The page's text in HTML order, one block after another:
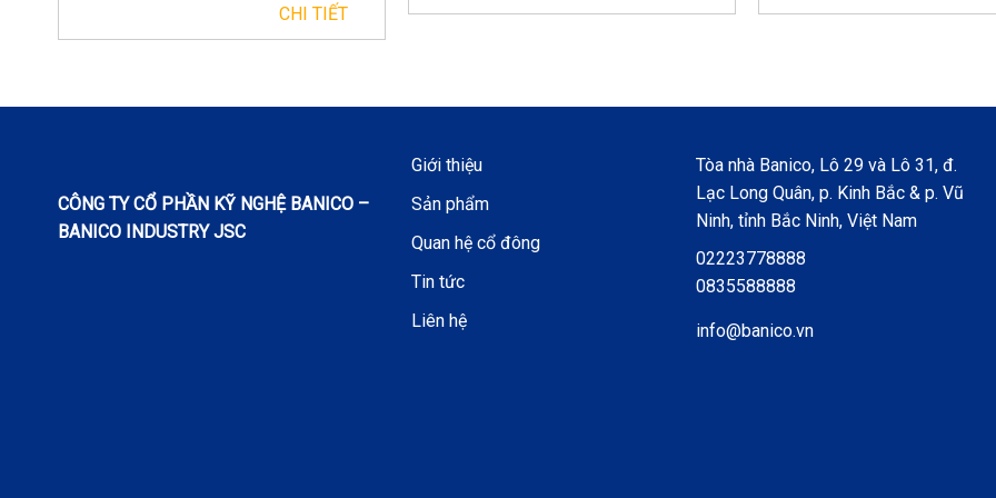
Mũ vải phòng sạch chống tĩnh điện
Ở giữa phần trùm đầu và phần lưỡi
giúp cho chiếc mũ được cố định
Có loại được may đai có thêm một
tạo độ chặt chẽ hơn.
nhiều màu cho bạn lựa chọn:
CHI TIẾT
CÔNG TY CỔ PHẦN KỸ NGHỆ BANICO –
BANICO INDUSTRY JSC
Giới thiệu
Sản phẩm
Quan hệ cổ đông
Tin tức
Liên hệ
Tòa nhà Banico, Lô 29 và Lô 31, đ.
Lạc Long Quân, p. Kinh Bắc & p. Vũ
Ninh, tỉnh Bắc Ninh, Việt Nam
02223778888
0835588888
info@banico.vn